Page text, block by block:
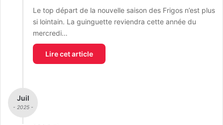
Le top départ de la nouvelle saison des Frigos n’est plus
si lointain. La guinguette reviendra cette année du
mercredi…
Lire cet article
Juil
- 2025 -